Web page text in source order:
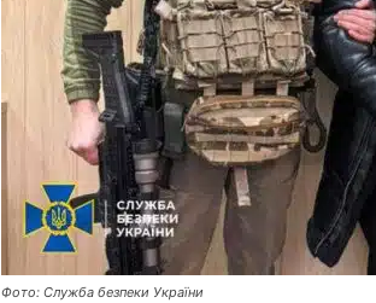
Фото: Служба безпеки України